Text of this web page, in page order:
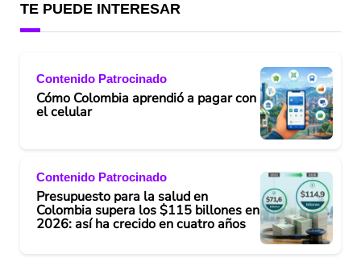
TE PUEDE INTERESAR
Contenido Patrocinado
Cómo Colombia aprendió a pagar con
el celular
Contenido Patrocinado
Presupuesto para la salud en
Colombia supera los $115 billones en
2026: así ha crecido en cuatro años